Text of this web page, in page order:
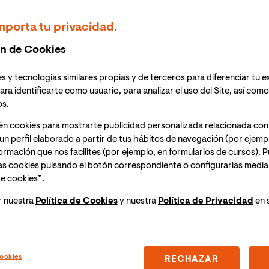
online a través de la web de Forbes, se
nuevo escenario internacional marcado por la
en Industria 4.0 de VIU, moderó la mesa redonda
como partner académico en la tercera
en el Auditorio El Beatriz Madrid y
fin realizar un análisis del panorama
de desvelar cómo se está́ comportando nuestro
por la Covid-19.
autoridades como el Presidente del Gobierno de
Luis Martinez-Almeida o el Presidente de la CEOE,
como el economista Emilio Ontiveros, Domingo
tu privacidad.
de Cookies
y tecnologías similares propias y de terceros para diferenciar tu
identificarte como usuario, para analizar el uso del Site, así
cookies para mostrarte publicidad personalizada relacionada
perfil elaborado a partir de tus hábitos de navegación (por
que nos facilites (por ejemplo, en formularios de cursos).
cookies pulsando el botón correspondiente o configurarlas
cookies”.
nuestra Política de Cookiesy nuestra Política de Privacidad en
RECHAZAR